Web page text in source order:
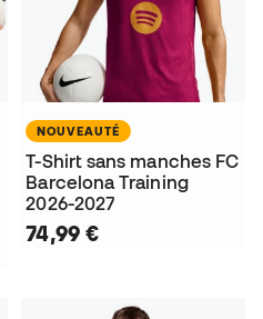
NOUVEAUTÉ
T-Shirt sans manches FC
Barcelona Training
2026-2027
74,99 €